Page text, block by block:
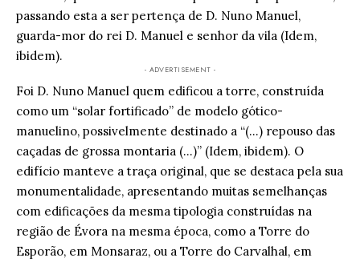
passando esta a ser pertença de D. Nuno Manuel,
guarda-mor do rei D. Manuel e senhor da vila (Idem,
ibidem).
- ADVERTISEMENT -
Foi D. Nuno Manuel quem edificou a torre, construída
como um “solar fortificado” de modelo gótico-
manuelino, possivelmente destinado a “(…) repouso das
caçadas de grossa montaria (…)” (Idem, ibidem). O
edifício manteve a traça original, que se destaca pela sua
monumentalidade, apresentando muitas semelhanças
com edificações da mesma tipologia construídas na
região de Évora na mesma época, como a Torre do
Esporão, em Monsaraz, ou a Torre do Carvalhal, em